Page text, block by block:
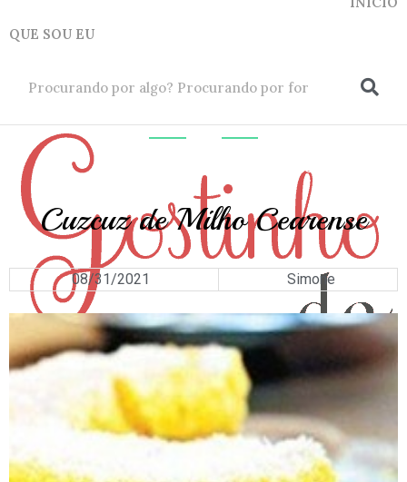
QUE SOU EU
GRÃOS
Cuzcuz de Milho Cearense
08/31/2021 Simone